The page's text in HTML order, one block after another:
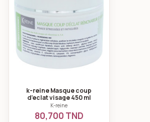
k-reine Masque coup
d’eclat visage 450 ml
K-reine
80,700 TND